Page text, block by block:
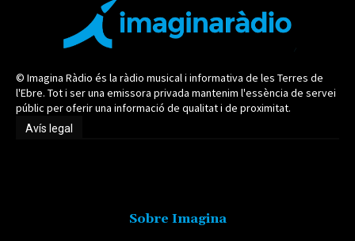
© Imagina Ràdio és la ràdio musical i informativa de les Terres de
l'Ebre. Tot i ser una emissora privada mantenim l'essència de servei
públic per oferir una informació de qualitat i de proximitat.
Avís legal
Sobre Imagina